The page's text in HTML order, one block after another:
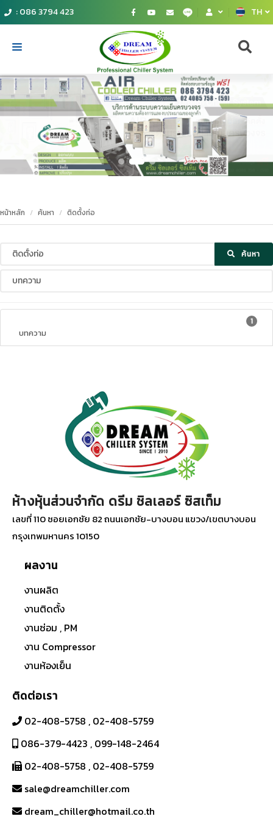
: 086 3794 423 TH
Home
catalog
Compressor
Chiller
Service
หน้าหลัก ค้นหา ติดตั้งท่อ
ค้นหา
1
บทความ
ห้างหุ้นส่วนจำกัด ดรีม ชิลเลอร์ ซิสเท็ม
เลขที่ 110 ซอยเอกชัย 82 ถนนเอกชัย-บางบอน แขวง/เขตบางบอน
กรุงเทพมหานคร 10150
ผลงาน
งานผลิต
งานติดตั้ง
งานซ่อม , PM
งาน Compressor
งานห้องเย็น
ติดต่อเรา
02-408-5758 , 02-408-5759
086-379-4423 , 099-148-2464
02-408-5758 , 02-408-5759
sale@dreamchiller.com
dream_chiller@hotmail.co.th